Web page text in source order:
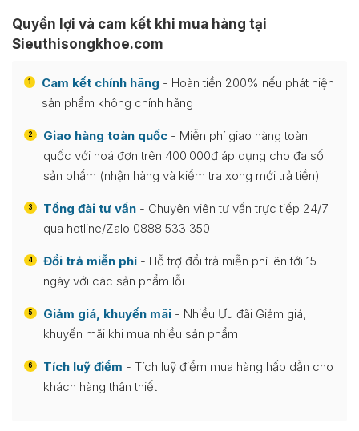
Quyền lợi và cam kết khi mua hàng tại
Sieuthisongkhoe.com
1 Cam kết chính hãng - Hoàn tiền 200% nếu phát hiện
sản phẩm không chính hãng
2 Giao hàng toàn quốc - Miễn phí giao hàng toàn
quốc với hoá đơn trên 400.000đ áp dụng cho đa số
sản phẩm (nhận hàng và kiểm tra xong mới trả tiền)
3 Tổng đài tư vấn - Chuyên viên tư vấn trực tiếp 24/7
qua hotline/Zalo 0888 533 350
4 Đổi trả miễn phí - Hỗ trợ đổi trả miễn phí lên tới 15
ngày với các sản phẩm lỗi
5 Giảm giá, khuyến mãi - Nhiều Ưu đãi Giảm giá,
khuyến mãi khi mua nhiều sản phẩm
6 Tích luỹ điểm - Tích luỹ điểm mua hàng hấp dẫn cho
khách hàng thân thiết